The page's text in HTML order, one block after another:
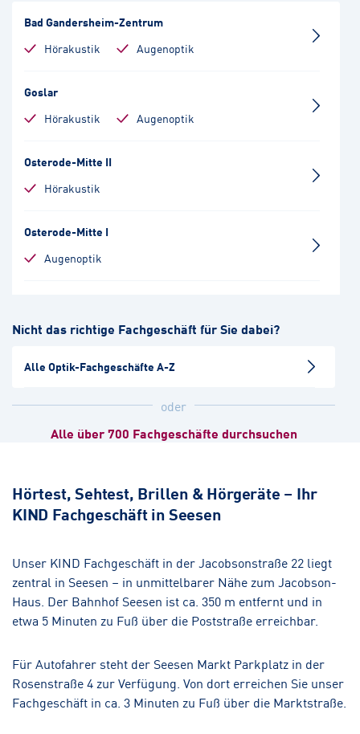
Bad Gandersheim-Zentrum
Hörakustik
Augenoptik
Goslar
Hörakustik
Augenoptik
Osterode-Mitte II
Hörakustik
Osterode-Mitte I
Augenoptik
Hörakustik
Pupille
Einbeck-Zentrum
Northeim
Alfeld
Hörakustik
Augenoptik
Nicht das richtige Fachgeschäft für Sie dabei?
Alle Optik-Fachgeschäfte A-Z
oder
Alle über 700 Fachgeschäfte durchsuchen
Hörtest, Sehtest, Brillen & Hörgeräte – Ihr
KIND Fachgeschäft in Seesen
Unser KIND Fachgeschäft in der Jacobsonstraße 22 liegt
zentral in Seesen – in unmittelbarer Nähe zum Jacobson-
Haus. Der Bahnhof Seesen ist ca. 350 m entfernt und in
etwa 5 Minuten zu Fuß über die Poststraße erreichbar.
Für Autofahrer steht der Seesen Markt Parkplatz in der
Rosenstraße 4 zur Verfügung. Von dort erreichen Sie unser
Fachgeschäft in ca. 3 Minuten zu Fuß über die Marktstraße.